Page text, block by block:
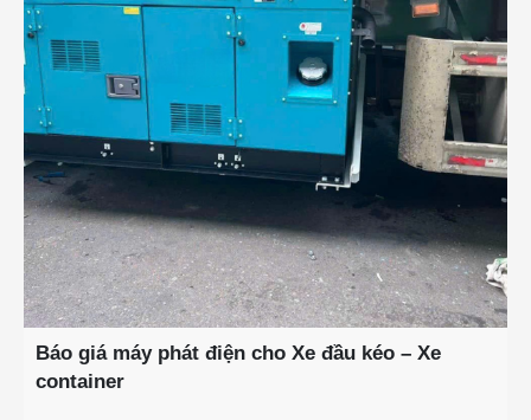
Báo giá máy phát điện cho Xe đầu kéo – Xe
container